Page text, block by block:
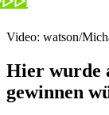
Video: watson/
Hier wurde
gewinnen